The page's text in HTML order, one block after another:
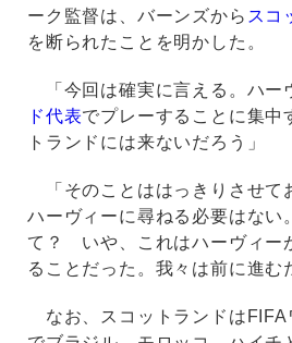
ーク監督は、バーンズから スコ
を断られたことを明かした。
「今回は確実に言える。ハー
ド代表でプレーすることに集中
トランドには来ないだろう」
「そのことははっきりさせて
ハーヴィーに尋ねる必要はない
て？ いや、これはハーヴィー
ることだった。我々は前に進む
なお、スコットランドはFIFA